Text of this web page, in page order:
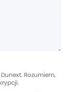
Rozumiem,